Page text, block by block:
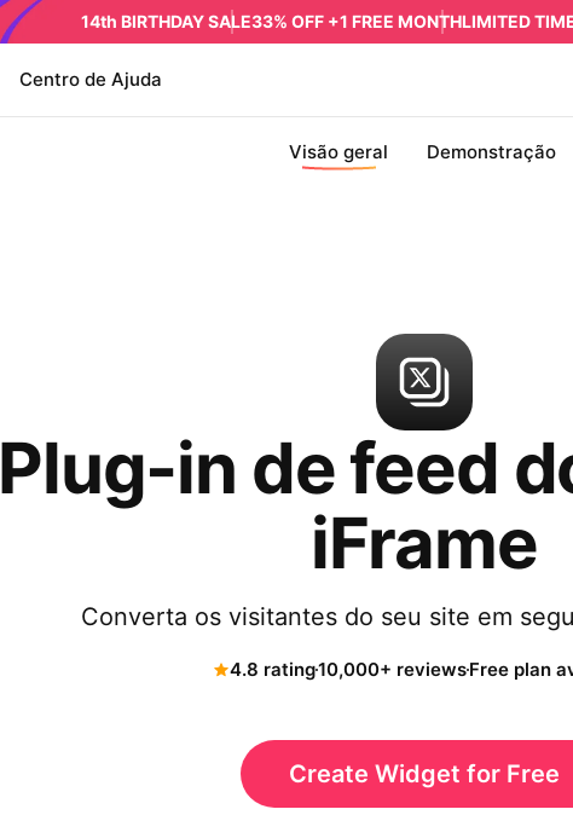
14th BIRTHDAY SALE33% OFF +1 FREE MONTHLIMITED
Centro de Ajuda
Visão geral Demonstração
Plug-in de feed
iFrame
Converta os visitantes do seu site em
4.8 rating10,000+ reviewsFree plan
Create Widget for Free